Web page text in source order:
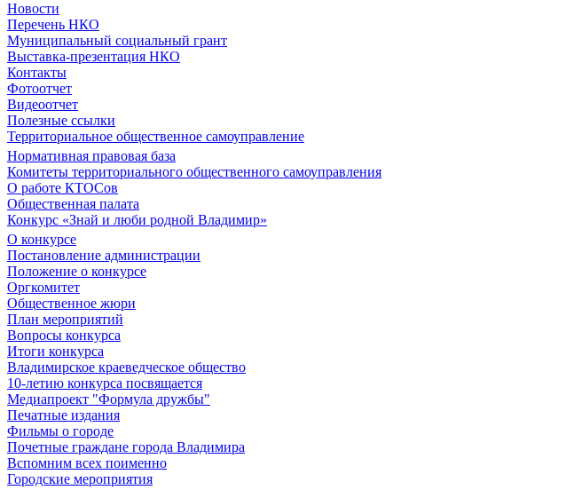
Новости
Перечень НКО
Муниципальный социальный грант
Выставка-презентация НКО
Контакты
Фотоотчет
Видеоотчет
Полезные ссылки
Территориальное общественное самоуправление
Нормативная правовая база
Комитеты территориального общественного самоуправления
О работе КТОСов
Общественная палата
Конкурс «Знай и люби родной Владимир»
О конкурсе
Постановление администрации
Положение о конкурсе
Оргкомитет
Общественное жюри
План мероприятий
Вопросы конкурса
Итоги конкурса
Владимирское краеведческое общество
10-летию конкурса посвящается
Медиапроект "Формула дружбы"
Печатные издания
Фильмы о городе
Почетные граждане города Владимира
Вспомним всех поименно
Городские мероприятия